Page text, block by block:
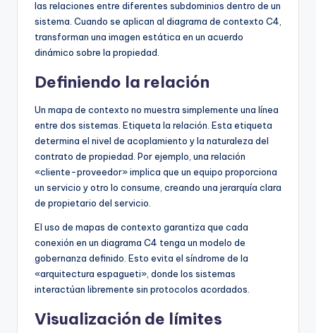
las relaciones entre diferentes subdominios dentro de un
sistema. Cuando se aplican al diagrama de contexto C4,
transforman una imagen estática en un acuerdo
dinámico sobre la propiedad.
Definiendo la relación
Un mapa de contexto no muestra simplemente una línea
entre dos sistemas. Etiqueta la relación. Esta etiqueta
determina el nivel de acoplamiento y la naturaleza del
contrato de propiedad. Por ejemplo, una relación
«cliente-proveedor» implica que un equipo proporciona
un servicio y otro lo consume, creando una jerarquía clara
de propietario del servicio.
El uso de mapas de contexto garantiza que cada
conexión en un diagrama C4 tenga un modelo de
gobernanza definido. Esto evita el síndrome de la
«arquitectura espagueti», donde los sistemas
interactúan libremente sin protocolos acordados.
Visualización de límites